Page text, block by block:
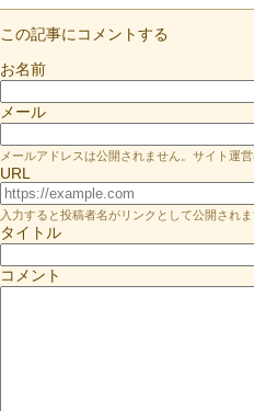
この記事にコメントする
お名前
メール
メールアドレスは公開されません。サイト運
URL
入力すると投稿者名がリンクとして公開され
タイトル
コメント